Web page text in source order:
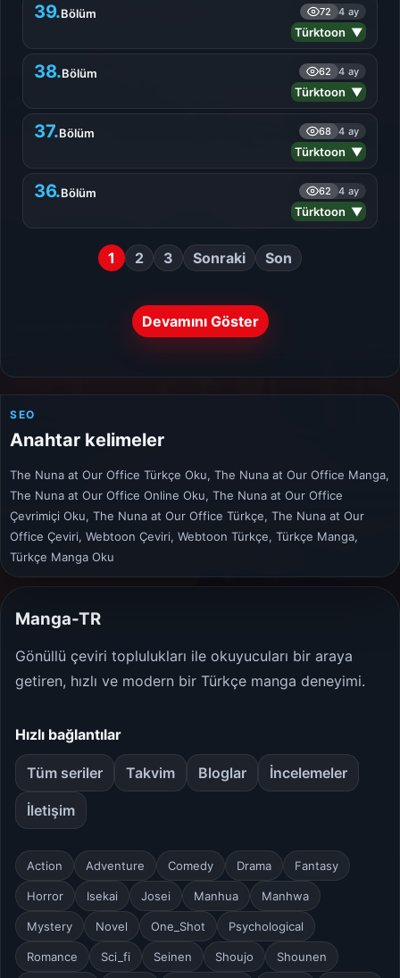
39.Bölüm 72 4 ay
Türktoon ▼
38.Bölüm 62 4 ay
Türktoon ▼
37.Bölüm 68 4 ay
Türktoon ▼
36.Bölüm 62 4 ay
Türktoon ▼
1 2 3 Sonraki Son
Devamını Göster
SEO
Anahtar kelimeler
The Nuna at Our Office Türkçe Oku, The Nuna at Our Office Manga,
The Nuna at Our Office Online Oku, The Nuna at Our Office
Çevrimiçi Oku, The Nuna at Our Office Türkçe, The Nuna at Our
Office Çeviri, Webtoon Çeviri, Webtoon Türkçe, Türkçe Manga,
Türkçe Manga Oku
Manga-TR
Gönüllü çeviri toplulukları ile okuyucuları bir araya
getiren, hızlı ve modern bir Türkçe manga deneyimi.
Hızlı bağlantılar
Tüm seriler Takvim Bloglar İncelemeler
İletişim
Action Adventure Comedy Drama Fantasy
Horror Isekai Josei Manhua Manhwa
Mystery Novel One_Shot Psychological
Romance Sci_fi Seinen Shoujo Shounen